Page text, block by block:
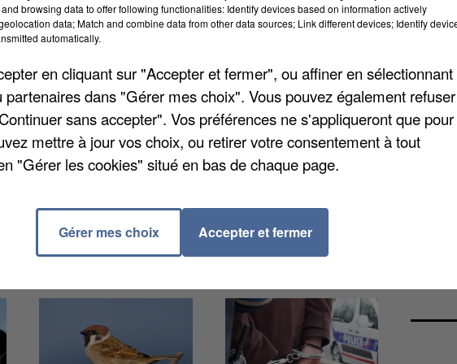
validée récemment. Elle a été signée par le
seine-et-marnais, et Pierre Richard, président de la
Santos Ferreira, vice-président territorial de
de secours, était là. Concrètement, des volontaires
de recherches de personnes, déployer un centre
seront possibles en cas de tuerie de masse
browsing data to offer following functionalities: Identify devices based on information actively
data; Match and combine data from other data sources; Link different devices; Identify
automatically.
en cliquant sur "Accepter et fermer", ou affiner en sélectionnant
partenaires dans "Gérer mes choix". Vous pouvez également refuser
sans accepter". Vos préférences ne s'appliqueront que pour
mettre à jour vos choix, ou retirer votre consentement à tout
"Gérer les cookies" situé en bas de chaque page.
Gérer mes choix Accepter et fermer